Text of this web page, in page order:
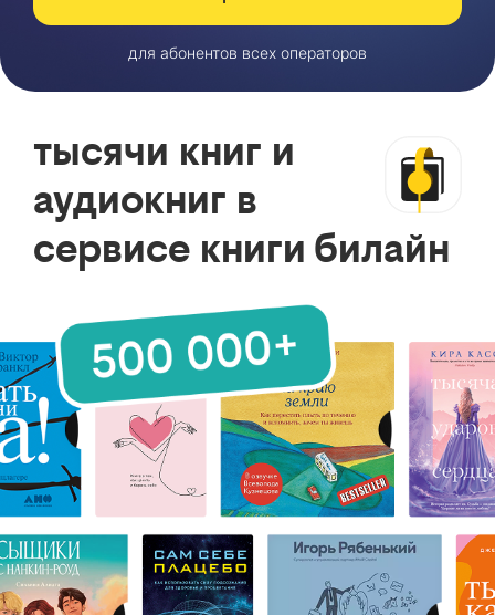
для абонентов всех операторов
тысячи книг и
аудиокниг в
сервисе книги билайн